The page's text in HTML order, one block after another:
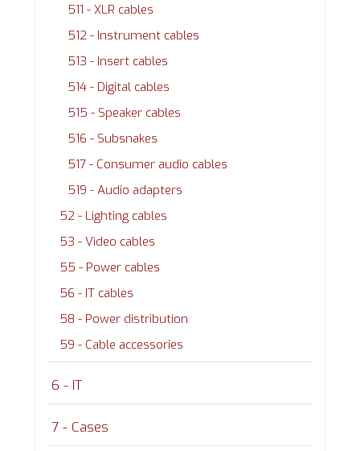
511 - XLR cables
512 - Instrument cables
513 - Insert cables
514 - Digital cables
515 - Speaker cables
516 - Subsnakes
517 - Consumer audio cables
519 - Audio adapters
52 - Lighting cables
53 - Video cables
55 - Power cables
56 - IT cables
58 - Power distribution
59 - Cable accessories
6 - IT
7 - Cases